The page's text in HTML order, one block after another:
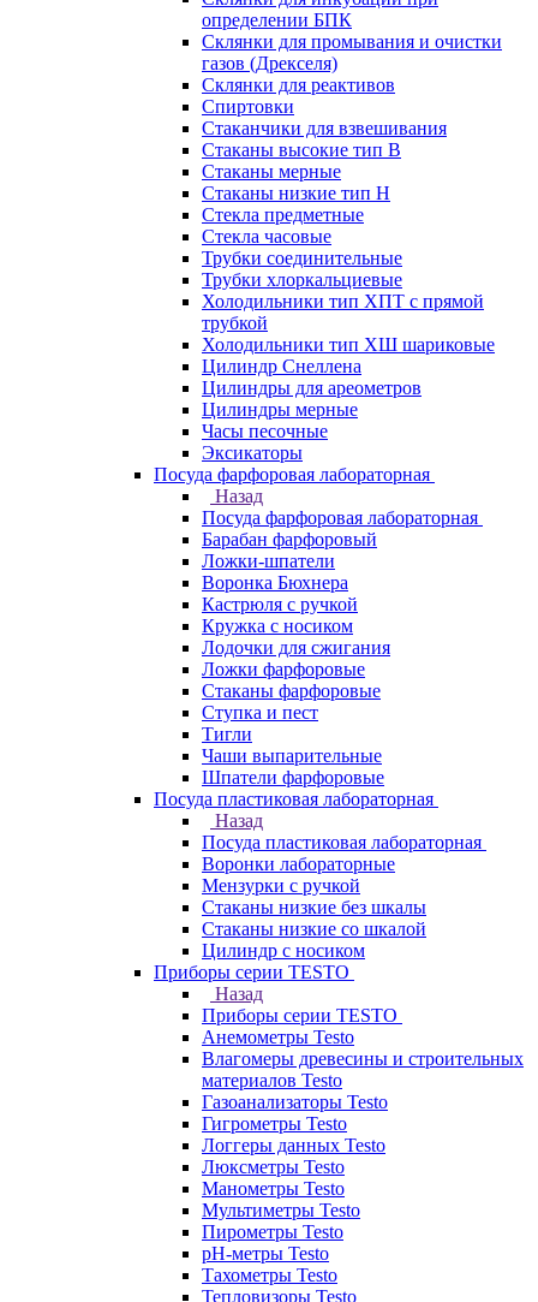
определении БПК
Склянки для промывания и очистки
газов (Дрекселя)
Склянки для реактивов
Спиртовки
Стаканчики для взвешивания
Стаканы высокие тип В
Стаканы мерные
Стаканы низкие тип Н
Стекла предметные
Стекла часовые
Трубки соединительные
Трубки хлоркальциевые
Холодильники тип ХПТ с прямой
трубкой
Холодильники тип ХШ шариковые
Цилиндр Снеллена
Цилиндры для ареометров
Цилиндры мерные
Часы песочные
Эксикаторы
Посуда фарфоровая лабораторная
Назад
Посуда фарфоровая лабораторная
Барабан фарфоровый
Ложки-шпатели
Воронка Бюхнера
Кастрюля с ручкой
Кружка с носиком
Лодочки для сжигания
Ложки фарфоровые
Стаканы фарфоровые
Ступка и пест
Тигли
Чаши выпарительные
Шпатели фарфоровые
Посуда пластиковая лабораторная
Назад
Посуда пластиковая лабораторная
Воронки лабораторные
Мензурки с ручкой
Стаканы низкие без шкалы
Стаканы низкие со шкалой
Цилиндр с носиком
Приборы серии TESTO
Назад
Приборы серии TESTO
Анемометры Testo
Влагомеры древесины и строительных
материалов Testo
Газоанализаторы Testo
Гигрометры Testo
Логгеры данных Testo
Люксметры Testo
Манометры Testo
Мультиметры Testo
Пирометры Testo
pH-метры Testo
Тахометры Testo
Тепловизоры Testo